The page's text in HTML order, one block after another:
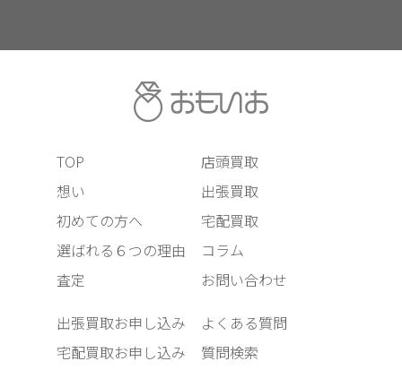
TOP
想い
初めての方へ
選ばれる６つの理由
査定
店頭買取
出張買取
宅配買取
コラム
お問い合わせ
出張買取お申し込み
宅配買取お申し込み
よくある質問
質問検索